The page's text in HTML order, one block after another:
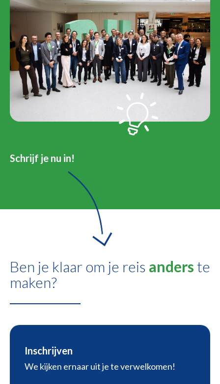
Schrijf je nu in!
Ben je klaar om je reis anders te
maken?
Inschrijven
We kijken ernaar uit je te verwelkomen!